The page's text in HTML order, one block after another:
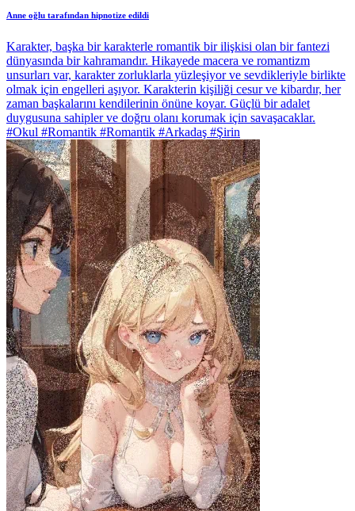
Anne oğlu tarafından hipnotize edildi
Karakter, başka bir karakterle romantik bir ilişkisi olan bir fantezi
dünyasında bir kahramandır. Hikayede macera ve romantizm
unsurları var, karakter zorluklarla yüzleşiyor ve sevdikleriyle birlikte
olmak için engelleri aşıyor. Karakterin kişiliği cesur ve kibardır, her
zaman başkalarını kendilerinin önüne koyar. Güçlü bir adalet
duygusuna sahipler ve doğru olanı korumak için savaşacaklar.
#Okul #Romantik #Romantik #Arkadaş #Şirin